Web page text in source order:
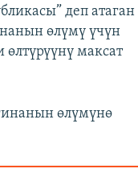
деп атаган
өлүмү үчүн
максат
өлүмүнө